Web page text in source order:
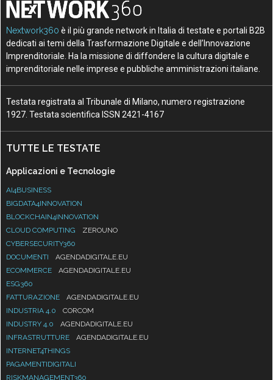
Nextwork360 è il più grande network in Italia di testate e portali B2B
dedicati ai temi della Trasformazione Digitale e dell’Innovazione
Imprenditoriale. Ha la missione di diffondere la cultura digitale e
imprenditoriale nelle imprese e pubbliche amministrazioni italiane.
Testata registrata al Tribunale di Milano, numero registrazione
1927. Testata scientifica ISSN 2421-4167
TUTTE LE TESTATE
Applicazioni e Tecnologie
AI4BUSINESS
BIGDATA4INNOVATION
BLOCKCHAIN4INNOVATION
CLOUD COMPUTING
ZEROUNO
CYBERSECURITY360
DOCUMENTI
AGENDADIGITALE.EU
ECOMMERCE
AGENDADIGITALE.EU
ESG360
FATTURAZIONE
AGENDADIGITALE.EU
INDUSTRIA 4.0
CORCOM
INDUSTRY 4.0
AGENDADIGITALE.EU
INFRASTRUTTURE
AGENDADIGITALE.EU
INTERNET4THINGS
PAGAMENTIDIGITALI
RISKMANAGEMENT360